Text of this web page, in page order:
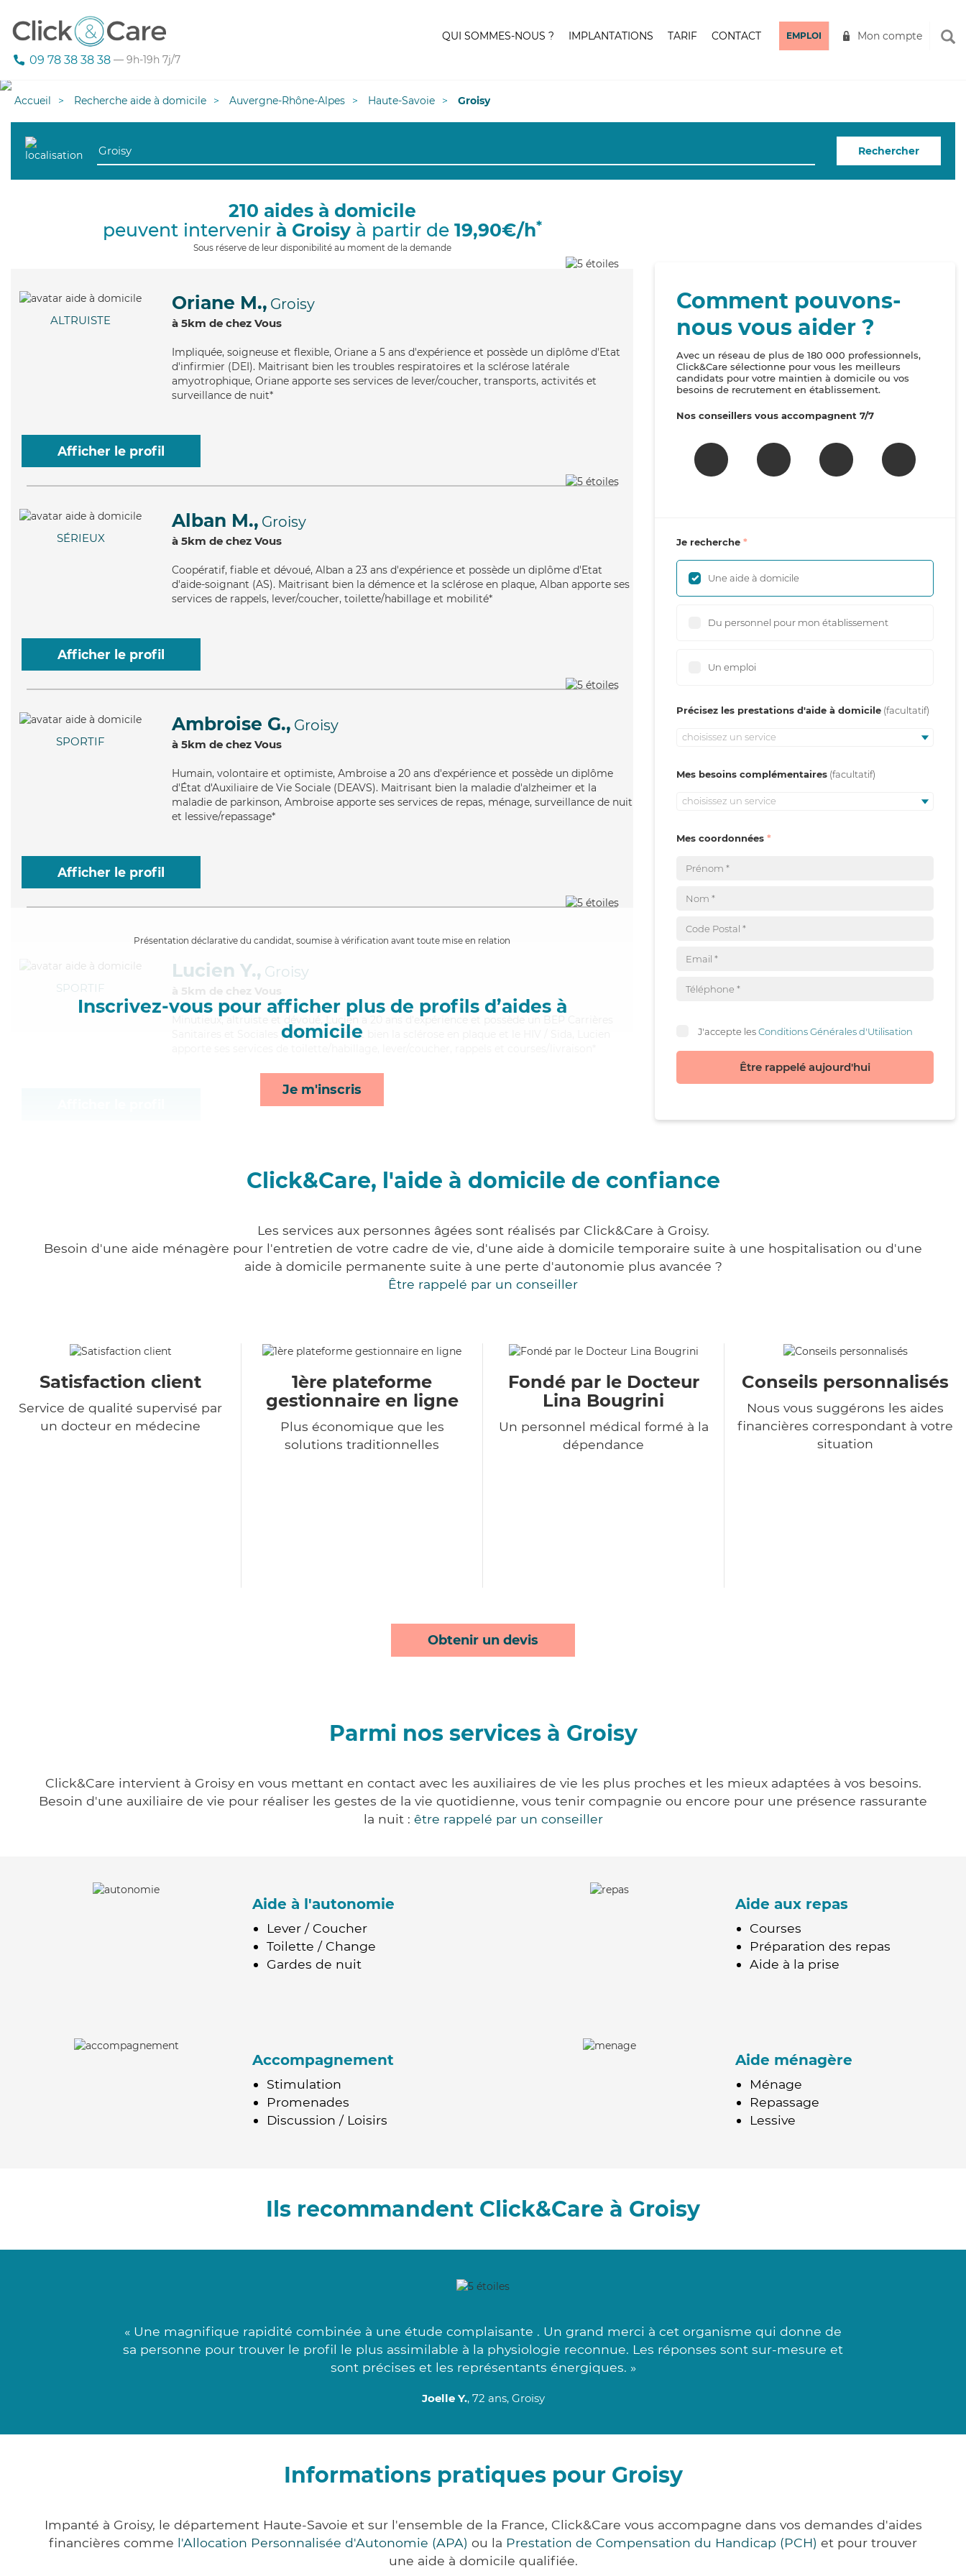
09 78 38 38 38 — 9h-19h 7j/7
QUI SOMMES-NOUS ? IMPLANTATIONS TARIF CONTACT EMPLOI Mon compte
Accueil Recherche aide à domicile Auvergne-Rhône-Alpes Haute-Savoie Groisy
Rechercher
210 aides à domicile
peuvent intervenir à Groisyà partir de 19,90€/h*
Sous réserve de leur disponibilité au moment de la demande
ALTRUISTE
Oriane M., Groisy
à 5km de chez Vous
Impliquée, soigneuse et flexible, Oriane a 5 ans d'expérience et possède un diplôme d'Etat
d'infirmier (DEI). Maitrisant bien les troubles respiratoires et la sclérose latérale
amyotrophique, Oriane apporte ses services de lever/coucher, transports, activités et
surveillance de nuit*
Afficher le profil
SÉRIEUX
Alban M., Groisy
à 5km de chez Vous
Coopératif, fiable et dévoué, Alban a 23 ans d'expérience et possède un diplôme d'Etat
d'aide-soignant (AS). Maitrisant bien la démence et la sclérose en plaque, Alban apporte ses
services de rappels, lever/coucher, toilette/habillage et mobilité*
Afficher le profil
SPORTIF
Ambroise G., Groisy
à 5km de chez Vous
Humain, volontaire et optimiste, Ambroise a 20 ans d'expérience et possède un diplôme
d'État d'Auxiliaire de Vie Sociale (DEAVS). Maitrisant bien la maladie d'alzheimer et la
maladie de parkinson, Ambroise apporte ses services de repas, ménage, surveillance de nuit
et lessive/repassage*
Afficher le profil
Présentation déclarative du candidat, soumise à vérification avant toute mise en relation
Inscrivez-vous pour afficher plus de profils d’aides à
domicile
Je m'inscris
SPORTIF
Lucien Y., Groisy
à 5km de chez Vous
Minutieux, altruiste et dévoué, Lucien a 20 ans d'expérience et possède un BEP Carrières
Sanitaires et Sociales (CSS). Maitrisant bien la sclérose en plaque et le HIV / Sida, Lucien
Comment pouvons-
nous vous aider ?
Avec un réseau de plus de 180 000 professionnels,
Click&Care sélectionne pour vous les meilleurs
candidats pour votre maintien à domicile ou vos
besoins de recrutement en établissement.
Nos conseillers vous accompagnent 7/7
Je recherche
Une aide à domicile
Du personnel pour mon établissement
Un emploi
Précisez les prestations d'aide à domicile
choisissez un service
Mes besoins complémentaires
choisissez un service
Mes coordonnées
J'accepte lesConditions Générales d'Utilisation
Être rappelé aujourd'hui
Click&Care, l'aide à domicile de confiance
Les services aux personnes âgées sont réalisés par Click&Care à Groisy.
Besoin d'une aide ménagère pour l'entretien de votre cadre de vie, d'une aide à domicile temporaire suite à une hospitalisation ou d'une
aide à domicile permanente suite à une perte d'autonomie plus avancée ?
Être rappelé par un conseiller
Satisfaction client
Service de qualité supervisé par
un docteur en médecine
1ère plateforme
gestionnaire en ligne
Plus économique que les
solutions traditionnelles
Fondé par le Docteur
Lina Bougrini
Un personnel médical formé à la
dépendance
Conseils personnalisés
Nous vous suggérons les aides
financières correspondant à votre
situation
Obtenir un devis
Parmi nos services à Groisy
Click&Care intervient à Groisy en vous mettant en contact avec les auxiliaires de vie les plus proches et les mieux adaptées à vos besoins.
Besoin d'une auxiliaire de vie pour réaliser les gestes de la vie quotidienne, vous tenir compagnie ou encore pour une présence rassurante
la nuit : être rappelé par un conseiller
Aide à l'autonomie
Lever / Coucher
Toilette / Change
Gardes de nuit
Aide aux repas
Courses
Préparation des repas
Aide à la prise
Accompagnement
Stimulation
Promenades
Discussion / Loisirs
Aide ménagère
Ménage
Repassage
Lessive
Ils recommandent Click&Care à Groisy
« Une magnifique rapidité combinée à une étude complaisante . Un grand merci à cet organisme qui donne de
sa personne pour trouver le profil le plus assimilable à la physiologie reconnue. Les réponses sont sur-mesure et
sont précises et les représentants énergiques. »
Joelle Y., 72 ans, Groisy
Informations pratiques pour Groisy
Impanté à Groisy, le département Haute-Savoie et sur l'ensemble de la France, Click&Care vous accompagne dans vos demandes d'aides
financières comme l'Allocation Personnalisée d'Autonomie (APA) ou la Prestation de Compensation du Handicap (PCH) et pour trouver
une aide à domicile qualifiée.